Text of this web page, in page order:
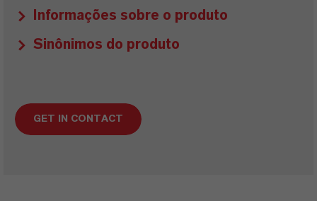
Informações sobre o produto
Sinônimos do produto
GET IN CONTACT